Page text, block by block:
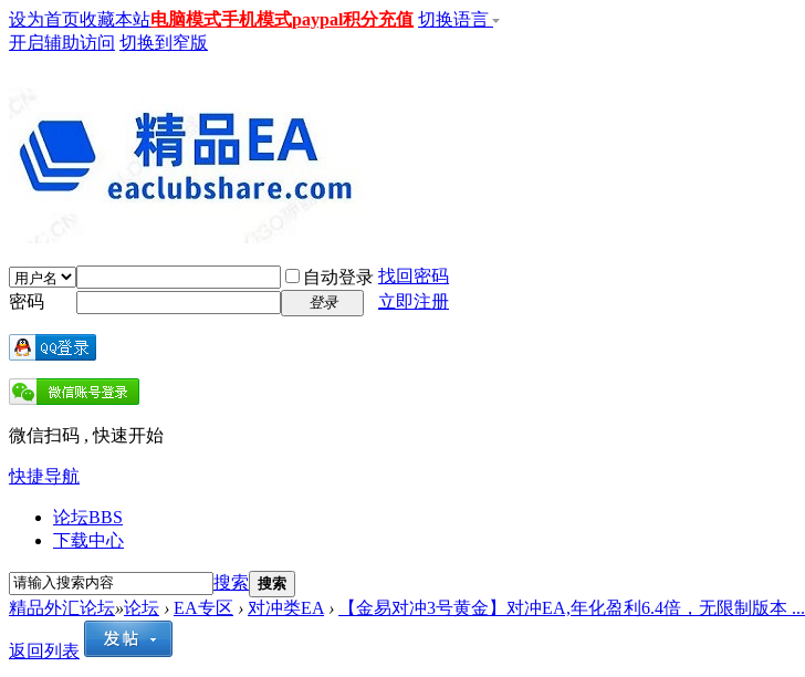
设为首页收藏本站电脑模式手机模式paypal积分充值 切换语言
开启辅助访问 切换到窄版
自动登录 找回密码
密码
登录 立即注册
微信扫码 , 快速开始
快捷导航
论坛BBS
下载中心
搜索 搜索
精品外汇论坛»论坛 › EA专区 › 对冲类EA › 【金易对冲3号黄金】对冲EA,年化盈利6.4倍，无限制版本 ...
返回列表